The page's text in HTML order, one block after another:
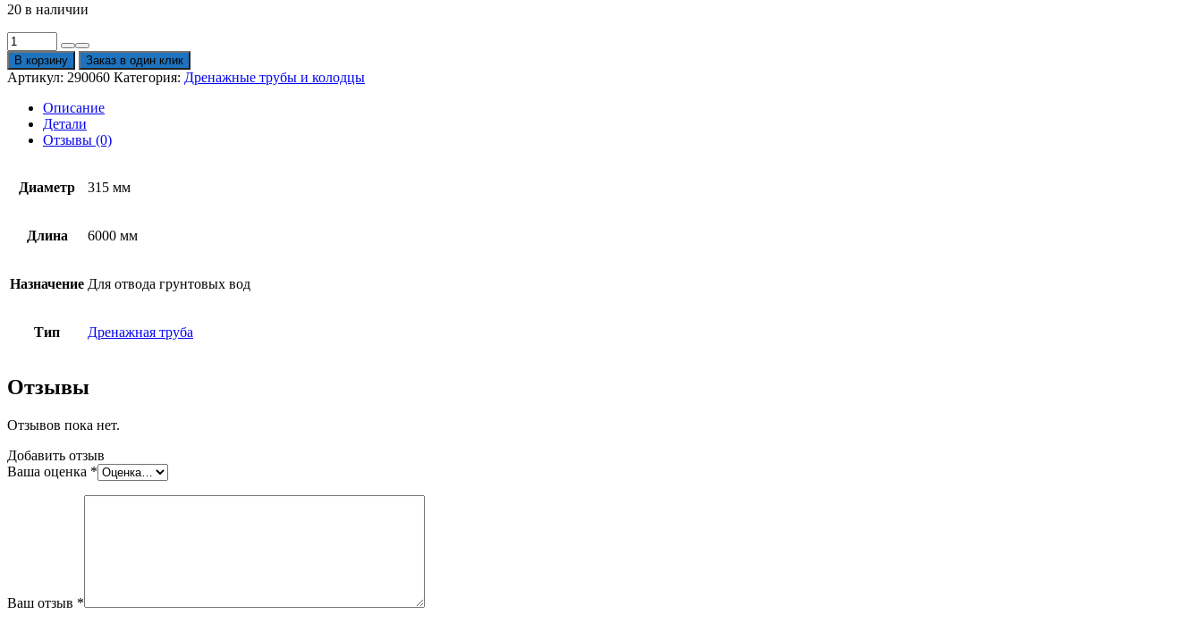
20 в наличии
Количество
товара
Труба
дренажная
Полипластик
Перфокор
гофрированная
двухслойная
тип
перфорации
315х6000
В корзину Заказ в один клик
Артикул: 290060 Категория: Дренажные трубы и колодцы
Описание
Детали
Отзывы (0)
Диаметр 315 мм
Длина 6000 мм
Назначение Для отвода грунтовых вод
Тип Дренажная труба
Отзывы
Отзывов пока нет.
Добавить отзыв
Ваша оценка *
Ваш отзыв *